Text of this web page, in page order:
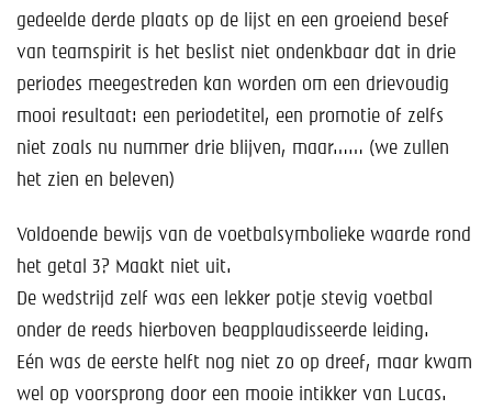
gedeelde derde plaats op de lijst en een groeiend besef
van teamspirit is het beslist niet ondenkbaar dat in drie
periodes meegestreden kan worden om een drievoudig
mooi resultaat: een periodetitel, een promotie of zelfs
niet zoals nu nummer drie blijven, maar…… (we zullen
het zien en beleven)
Voldoende bewijs van de voetbalsymbolieke waarde rond
het getal 3? Maakt niet uit.
De wedstrijd zelf was een lekker potje stevig voetbal
onder de reeds hierboven beapplaudisseerde leiding.
Eén was de eerste helft nog niet zo op dreef, maar kwam
wel op voorsprong door een mooie intikker van Lucas.